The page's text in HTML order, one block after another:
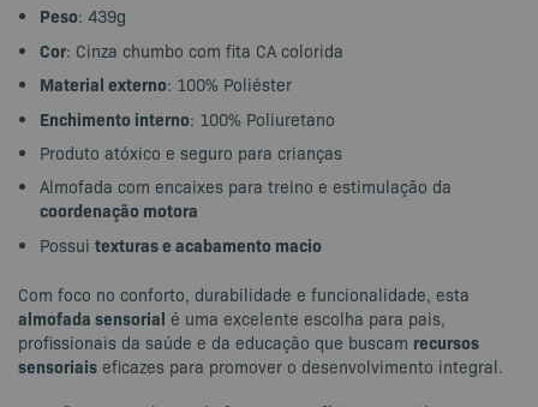
Peso: 439g
Cor: Cinza chumbo com fita CA colorida
Material externo: 100% Poliéster
Enchimento interno: 100% Poliuretano
Produto atóxico e seguro para crianças
Almofada com encaixes para treino e estimulação da
coordenação motora
Possuitexturas e acabamento macio
Com foco no conforto, durabilidade e funcionalidade, esta
almofada sensorial é uma excelente escolha para pais,
profissionais da saúde e da educação que buscam recursos
sensoriais eficazes para promover o desenvolvimento integral.